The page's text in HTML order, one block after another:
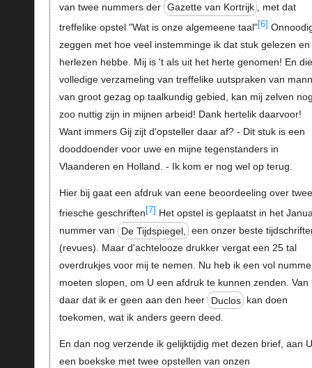
van twee nummers der Gazette van Kortrijk
, met dat
treffelike opstel "Wat is onze algemeene taal"[6]
zeggen met hoe veel instemminge ik dat stuk gelezen en
herlezen hebbe. Mij is 't als uit het herte genomen! En die
volledige verzameling van treffelike uutspraken van
van groot gezag op taalkundig gebied, kan mij zelven
zoo nuttig zijn in mijnen arbeid! Dank hertelik daarvoor!
Want immers Gij zijt d'opsteller daar af? - Dit stuk is een
dooddoender voor uwe en mijne tegenstanders in
Vlaanderen en Holland. - Ik kom er nog wel op terug.
Hier bij gaat een afdruk van eene beoordeeling over twee
friesche geschriften [7]
Het opstel is geplaatst in het
nummer van
De Tijdspiegel,
een onzer beste
(revues). Maar d'achtelooze drukker vergat een 25 tal
overdrukjes voor mij te nemen. Nu heb ik een vol
moeten slopen, om U een afdruk te kunnen zenden. Van
daar dat ik er geen aan den heer
Duclos kan doen
toekomen, wat ik anders geern deed.
En dan nog verzende ik gelijktijdig met dezen brief, aan U
een boekske met twee opstellen van onzen